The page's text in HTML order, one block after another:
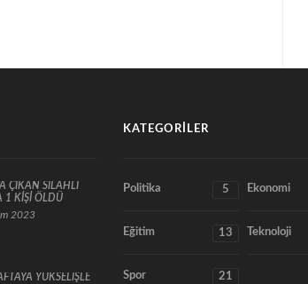
ÇIKAN SİLAHLI
1 KİŞİ ÖLDÜ
2023
YÜKSELİŞLE
KATEGORILER
Politika 5 Ekonomi
Eğitim 13 Teknoloji
Spor 21